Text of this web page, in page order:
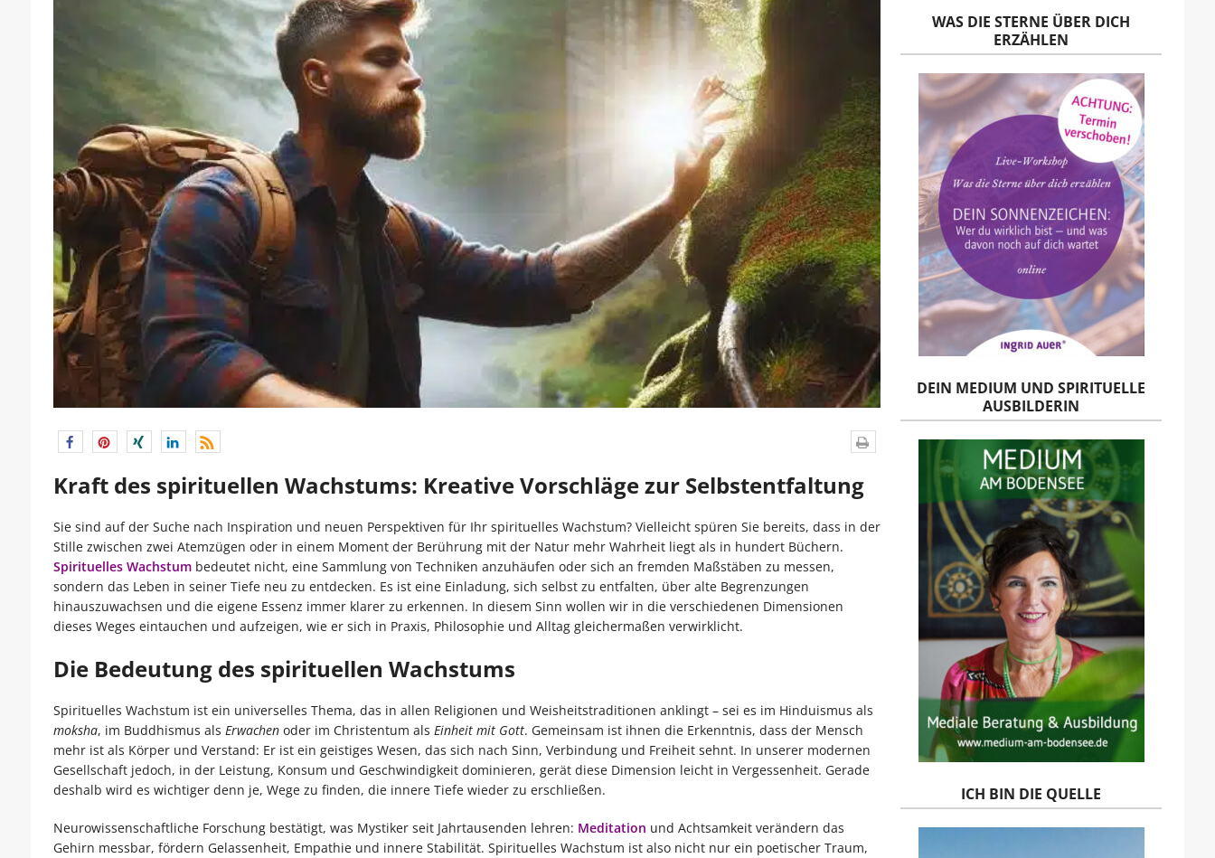
Kraft des spirituellen Wachstums: Kreative Vorschläge zur Selbstentfaltung
Sie sind auf der Suche nach Inspiration und neuen Perspektiven für Ihr spirituelles Wachstum? Vielleicht spüren Sie bereits, dass in der
Stille zwischen zwei Atemzügen oder in einem Moment der Berührung mit der Natur mehr Wahrheit liegt als in hundert Büchern.
Spirituelles Wachstumbedeutet nicht, eine Sammlung von Techniken anzuhäufen oder sich an fremden Maßstäben zu messen,
sondern das Leben in seiner Tiefe neu zu entdecken. Es ist eine Einladung, sich selbst zu entfalten, über alte Begrenzungen
hinauszuwachsen und die eigene Essenz immer klarer zu erkennen. In diesem Sinn wollen wir in die verschiedenen Dimensionen
dieses Weges eintauchen und aufzeigen, wie er sich in Praxis, Philosophie und Alltag gleichermaßen verwirklicht.
Die Bedeutung des spirituellen Wachstums
Spirituelles Wachstum ist ein universelles Thema, das in allen Religionen und Weisheitstraditionen anklingt – sei es im Hinduismus als
moksha, im Buddhismus als Erwachenoder im Christentum als Einheit mit Gott. Gemeinsam ist ihnen die Erkenntnis, dass der Mensch
mehr ist als Körper und Verstand: Er ist ein geistiges Wesen, das sich nach Sinn, Verbindung und Freiheit sehnt. In unserer modernen
Gesellschaft jedoch, in der Leistung, Konsum und Geschwindigkeit dominieren, gerät diese Dimension leicht in Vergessenheit. Gerade
deshalb wird es wichtiger denn je, Wege zu finden, die innere Tiefe wieder zu erschließen.
Neurowissenschaftliche Forschung bestätigt, was Mystiker seit Jahrtausenden lehren: Meditation und Achtsamkeit verändern das
Gehirn messbar, fördern Gelassenheit, Empathie und innere Stabilität. Spirituelles Wachstum ist also nicht nur ein poetischer Traum,
WAS DIE STERNE ÜBER DICH
ERZÄHLEN
DEIN MEDIUM UND SPIRITUELLE
AUSBILDERIN
ICH BIN DIE QUELLE